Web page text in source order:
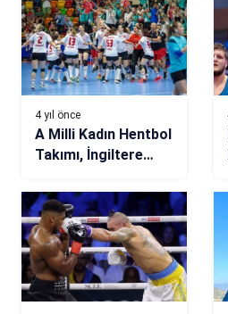
4 yıl önce
A Milli Kadın Hentbol
Takımı, İngiltere